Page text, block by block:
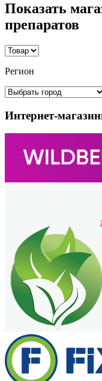
Показать
препаратов
Регион
Интернет-